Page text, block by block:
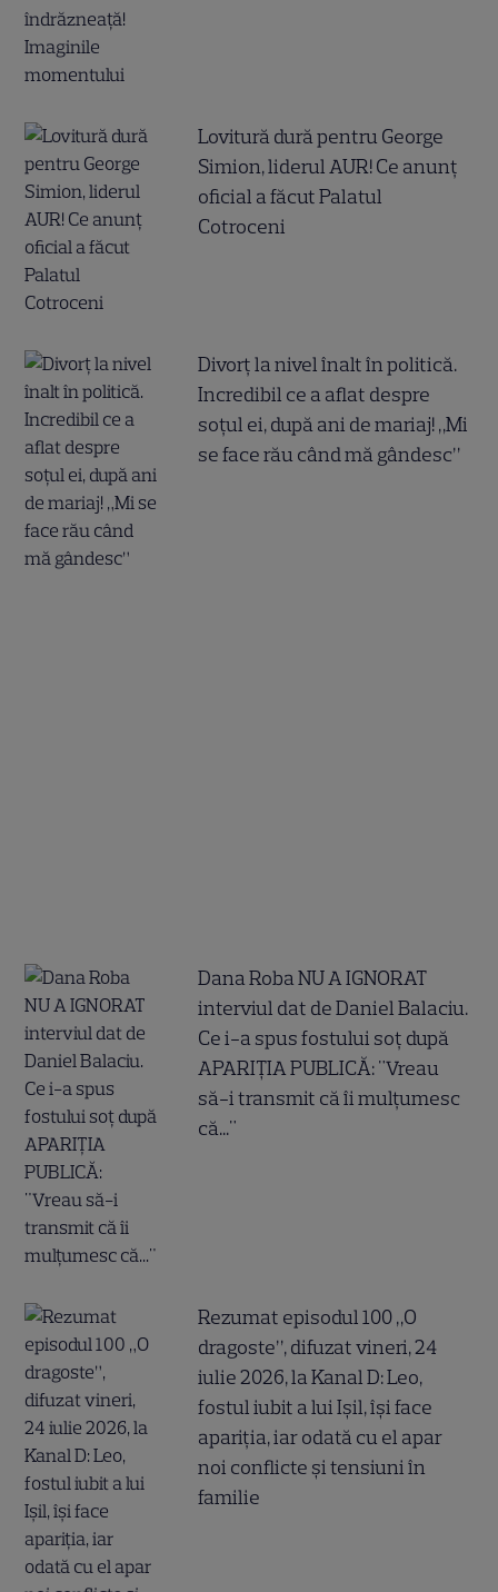
Lovitură dură pentru George
Simion, liderul AUR! Ce anunț
oficial a făcut Palatul
Cotroceni
Divorț la nivel înalt în politică.
Incredibil ce a aflat despre
soțul ei, după ani de mariaj! „Mi
se face rău când mă gândesc”
Dana Roba NU A IGNORAT
interviul dat de Daniel Balaciu.
Ce i-a spus fostului soț după
APARIȚIA PUBLICĂ: "Vreau
să-i transmit că îi mulțumesc
că..."
Rezumat episodul 100 „O
dragoste”, difuzat vineri, 24
iulie 2026, la Kanal D: Leo,
fostul iubit a lui Ișil, își face
apariția, iar odată cu el apar
noi conflicte și tensiuni în
familie